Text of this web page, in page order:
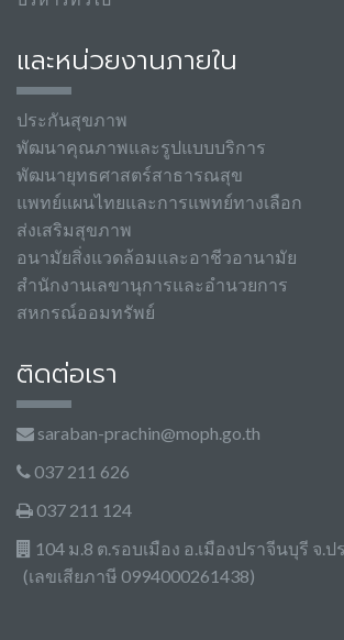
และหน่วยงานภายใน
ประกันสุขภาพ
พัฒนาคุณภาพและรูปแบบบริการ
พัฒนายุทธศาสตร์สาธารณสุข
แพทย์แผนไทยและการแพทย์ทางเลือก
ส่งเสริมสุขภาพ
อนามัยสิ่งแวดล้อมและอาชีวอานามัย
สำนักงานเลขานุการและอำนวยการ
สหกรณ์ออมทรัพย์
ติดต่อเรา
saraban-prachin@moph.go.th
037 211 626
037 211 124
104 ม.8 ต.รอบเมือง อ.เมืองปราจีนบุรี จ.
(เลขเสียภาษี 0994000261438)